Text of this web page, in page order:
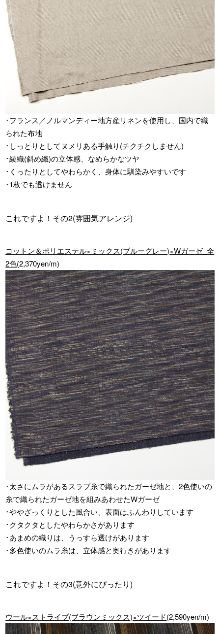
･フランス／ノルマンディー地方産リネンを使用し、国内で織
られた布地
･しっとりとしてヌメリある手触り(チクチクしません)
･綾織(斜め織)の立体感、なめらかなツヤ
･くったりとしてやわらかく、身体に馴染みやすいです
･1枚でも透けません
これですよ！その2(雰囲気アレンジ)
コットン＆ポリエステル×ミックス(ブルーグレー)×Wガーゼ_全
2色(2,370yen/m)
･太さにムラがあるスラブ糸で織られたガーゼ地と、2色使いの
糸で織られたガーゼ地を組みあわせたWガーゼ
･ややざっくりとした風合い、表面はふんわりしています
･クタクタとしたやわらかさがあります
･あまめの織りは、うっすら透けがあります
･多色使いのムラ糸は、立体感と奥行きがあります
これですよ！その3(意外にぴったり)
ウール×ストライプ(ブラウンミックス)×ツイード(2,590yen/m)